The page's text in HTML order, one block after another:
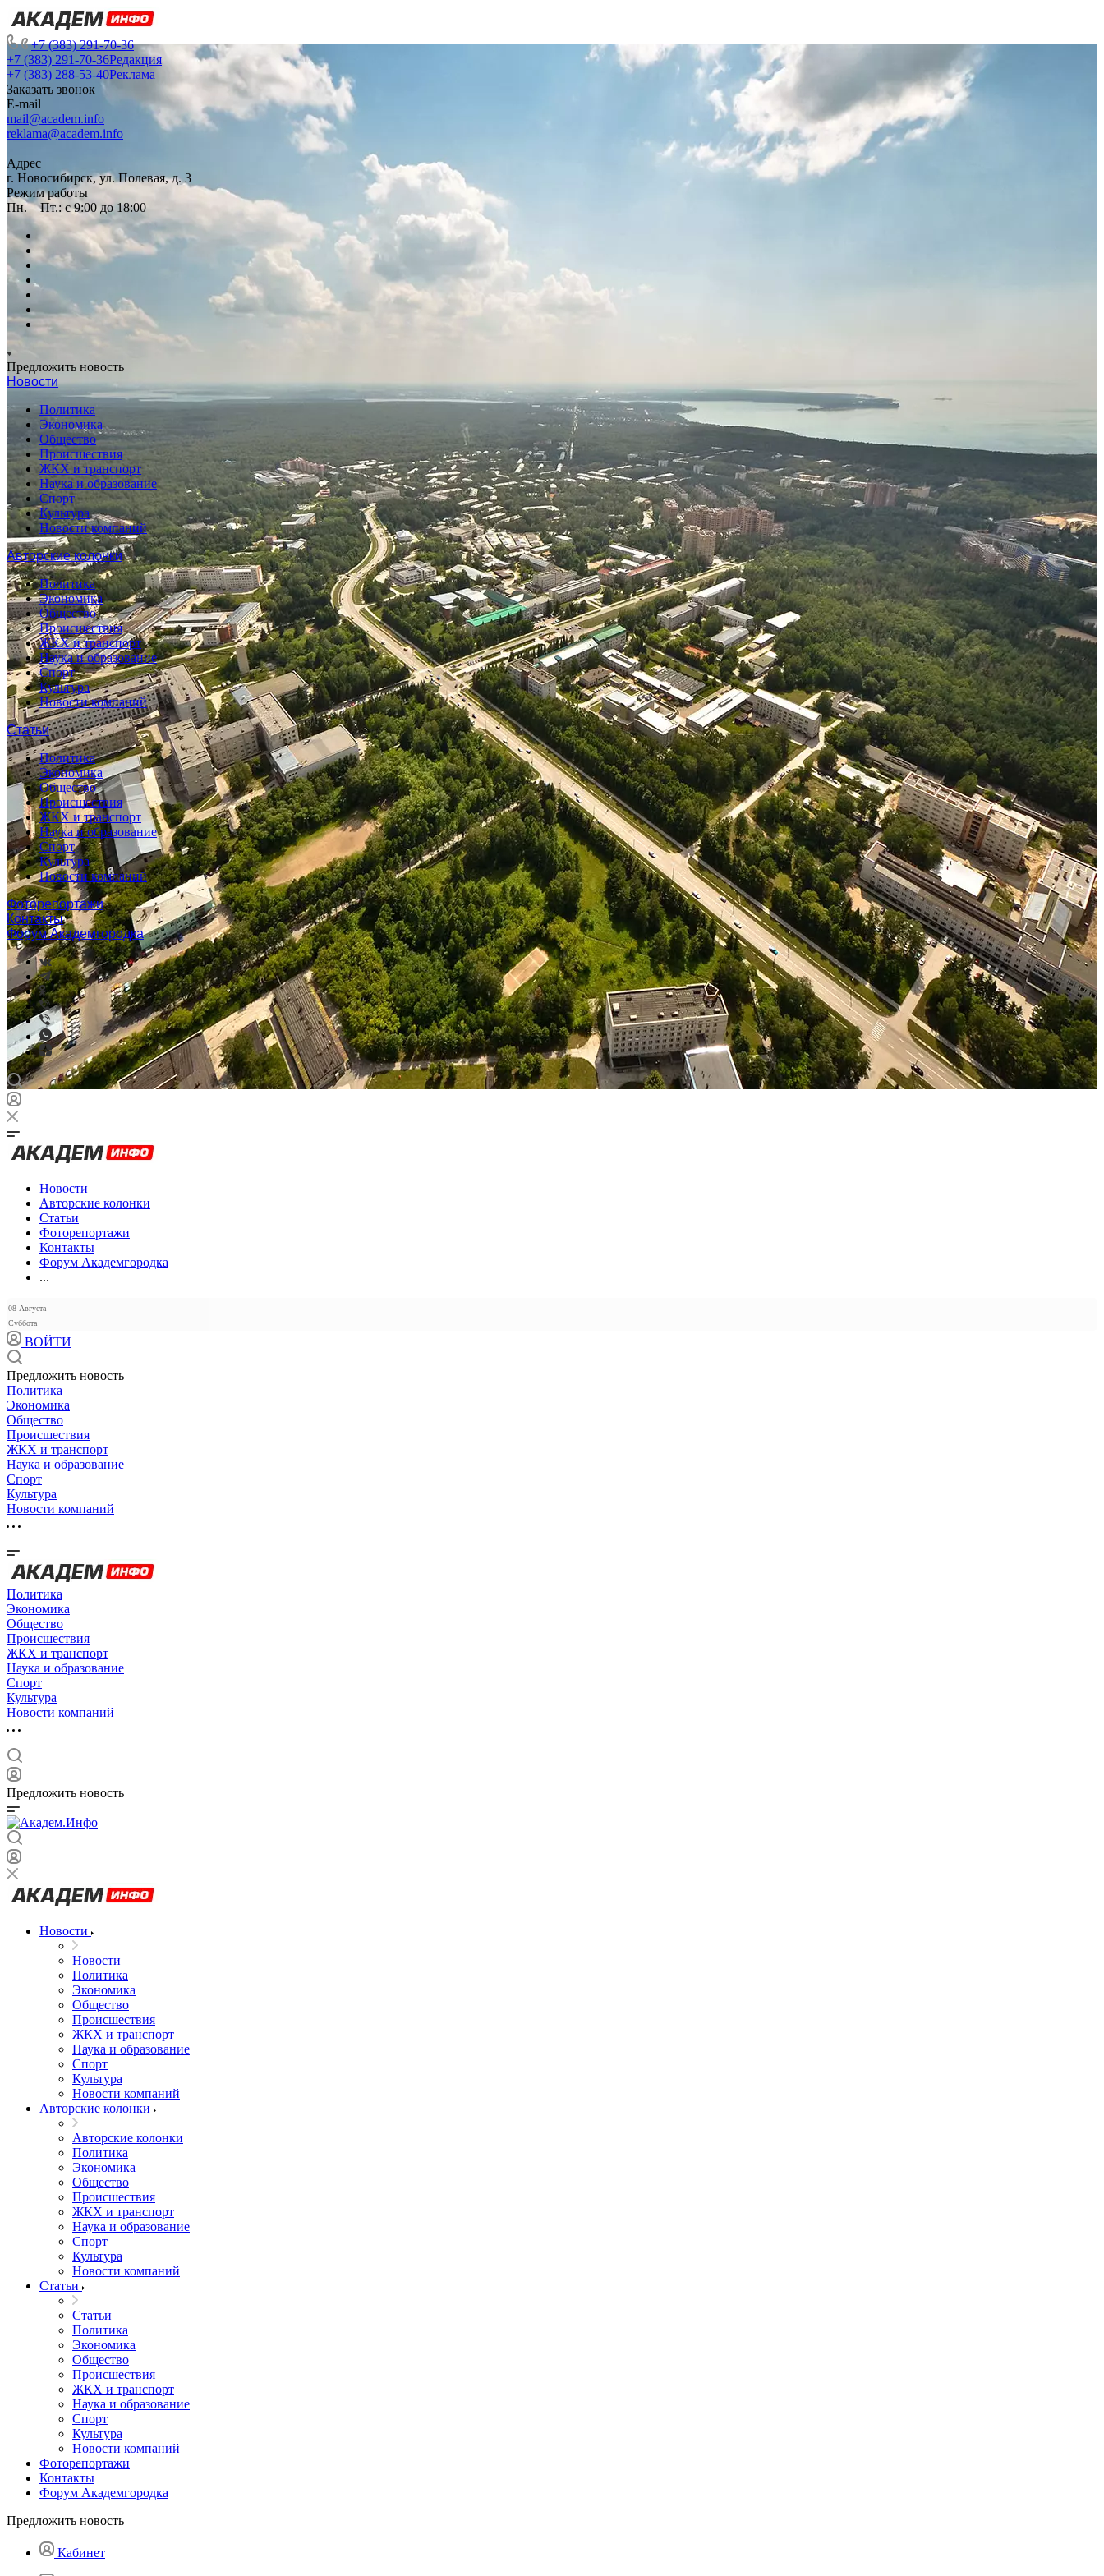
+7 (383) 291-70-36
+7 (383) 291-70-36Редакция
+7 (383) 288-53-40Реклама
Заказать звонок
E-mail
mail@academ.info
reklama@academ.info
Адрес
г. Новосибирск, ул. Полевая, д. 3
Режим работы
Пн. – Пт.: с 9:00 до 18:00
Предложить новость
Новости
Политика
Экономика
Общество
Происшествия
ЖКХ и транспорт
Наука и образование
Спорт
Культура
Новости компаний
Авторские колонки
Политика
Экономика
Общество
Происшествия
ЖКХ и транспорт
Наука и образование
Спорт
Культура
Новости компаний
Статьи
Политика
Экономика
Общество
Происшествия
ЖКХ и транспорт
Наука и образование
Спорт
Культура
Новости компаний
Фоторепортажи
Контакты
Форум Академгородка
Новости
Авторские колонки
Статьи
Фоторепортажи
Контакты
Форум Академгородка
...
08 Августа
Суббота
ВОЙТИ
Предложить новость
Политика
Экономика
Общество
Происшествия
ЖКХ и транспорт
Наука и образование
Спорт
Культура
Новости компаний
Политика
Экономика
Общество
Происшествия
ЖКХ и транспорт
Наука и образование
Спорт
Культура
Новости компаний
Предложить новость
Новости
Новости
Политика
Экономика
Общество
Происшествия
ЖКХ и транспорт
Наука и образование
Спорт
Культура
Новости компаний
Авторские колонки
Авторские колонки
Политика
Экономика
Общество
Происшествия
ЖКХ и транспорт
Наука и образование
Спорт
Культура
Новости компаний
Статьи
Статьи
Политика
Экономика
Общество
Происшествия
ЖКХ и транспорт
Наука и образование
Спорт
Культура
Новости компаний
Фоторепортажи
Контакты
Форум Академгородка
Предложить новость
Кабинет